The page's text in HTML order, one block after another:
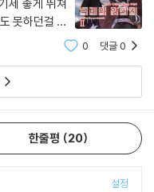
세 좋게 뛰쳐
못하던걸 로
하며 많은 것
대 청년으로
0 댓글0
한줄평 20
설정